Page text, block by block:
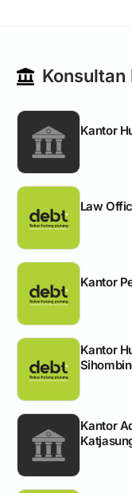
Konsultan
Kantor
Law
Kantor
Kantor
Kantor